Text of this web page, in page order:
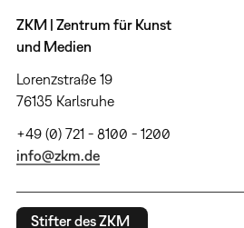
ZKM | Zentrum für Kunst
und Medien
Lorenzstraße 19
76135 Karlsruhe
+49 (0) 721 - 8100 - 1200
info@zkm.de
Stifter des ZKM